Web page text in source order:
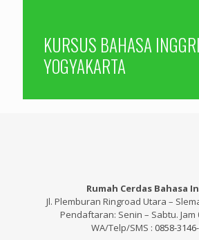
KURSUS BAHASA
YOGYAKARTA
Rumah Cerdas Bahasa
Jl. Plemburan Ringroad Utara –
Pendaftaran: Senin – Sabtu. Jam
WA/Telp/SMS : 0858-